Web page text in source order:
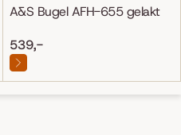
A&S Bugel AFH-655 gelakt
539,-